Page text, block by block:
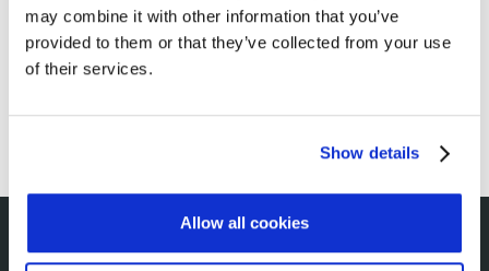
may combine it with other information that you’ve
provided to them or that they’ve collected from your use
of their services.
Show details
Allow all cookies